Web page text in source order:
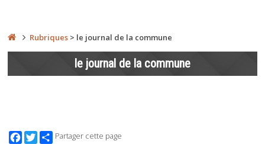
Rubriques > le journal de la commune
le journal de la commune
Facebook
TwitterPartager cette page